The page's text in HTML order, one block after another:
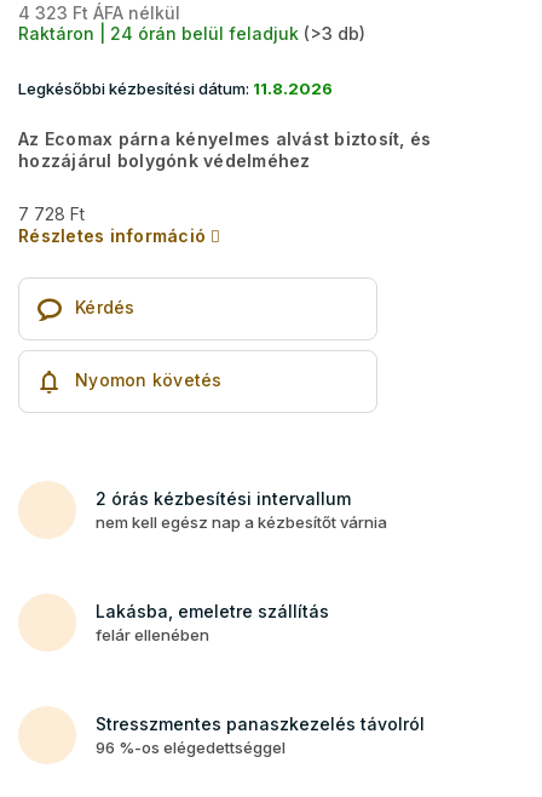
4 323 Ft ÁFA nélkül
Raktáron | 24 órán belül feladjuk (>3 db)
Legkésőbbi kézbesítési dátum: 11.8.2026
Az Ecomax párna kényelmes alvást biztosít, és
hozzájárul bolygónk védelméhez
7 728 Ft
Részletes információ
Kérdés
Nyomon követés
2 órás kézbesítési intervallum
nem kell egész nap a kézbesítőt várnia
Lakásba, emeletre szállítás
felár ellenében
Stresszmentes panaszkezelés távolról
96 %-os elégedettséggel